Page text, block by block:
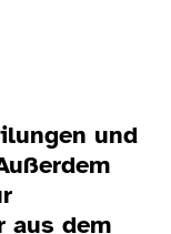
und
aus dem